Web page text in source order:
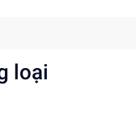
phối hợp tay mắt
loại